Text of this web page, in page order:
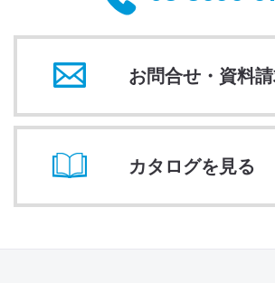
お問合せ・資料
カタログを見る